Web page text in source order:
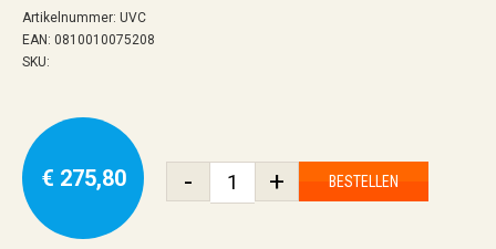
Artikelnummer: UVC
EAN: 0810010075208
SKU:
€ 275,80 - + BESTELLEN